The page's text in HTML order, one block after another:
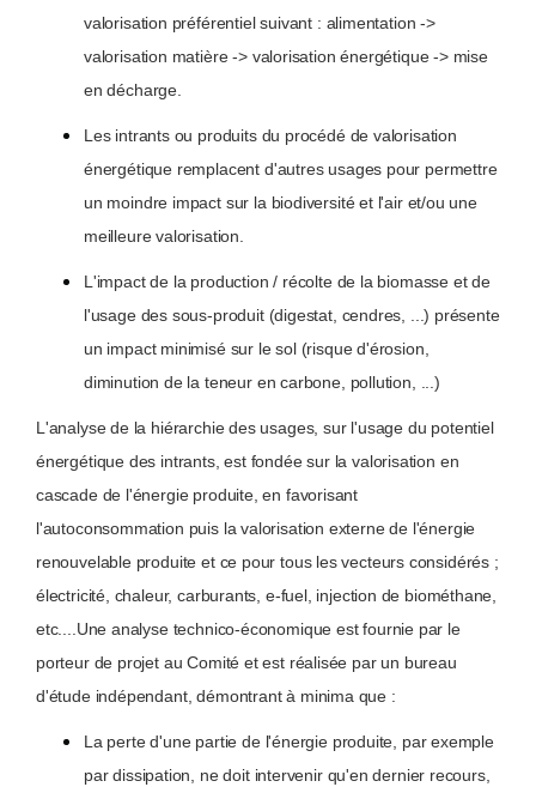
valorisation préférentiel suivant : alimentation ->
valorisation matière -> valorisation énergétique -> mise
en décharge.
Les intrants ou produits du procédé de valorisation
énergétique remplacent d'autres usages pour permettre
un moindre impact sur la biodiversité et l'air et/ou une
meilleure valorisation.
L'impact de la production / récolte de la biomasse et de
l'usage des sous-produit (digestat, cendres, ...) présente
un impact minimisé sur le sol (risque d'érosion,
diminution de la teneur en carbone, pollution, ...)
L'analyse de la hiérarchie des usages, sur l'usage du potentiel
énergétique des intrants, est fondée sur la valorisation en
cascade de l'énergie produite, en favorisant
l'autoconsommation puis la valorisation externe de l'énergie
renouvelable produite et ce pour tous les vecteurs considérés ;
électricité, chaleur, carburants, e-fuel, injection de biométhane,
etc....Une analyse technico-économique est fournie par le
porteur de projet au Comité et est réalisée par un bureau
d'étude indépendant, démontrant à minima que :
La perte d'une partie de l'énergie produite, par exemple
par dissipation, ne doit intervenir qu'en dernier recours,